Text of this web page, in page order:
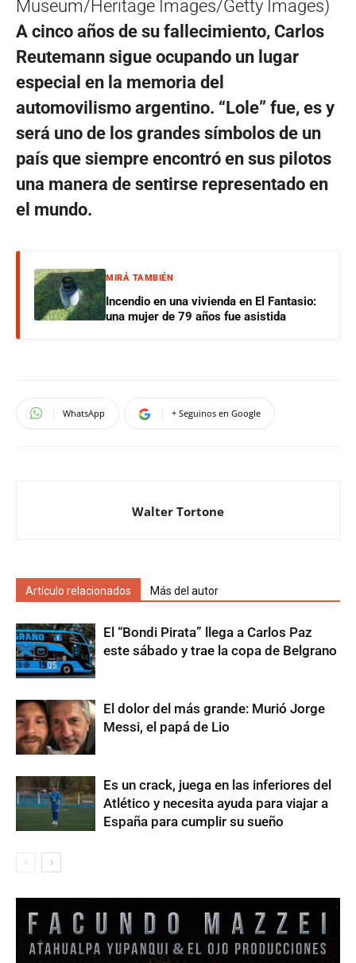
Museum/Heritage Images/Getty Images)
A cinco años de su fallecimiento, Carlos
Reutemann sigue ocupando un lugar
especial en la memoria del
automovilismo argentino. “Lole” fue, es y
será uno de los grandes símbolos de un
país que siempre encontró en sus pilotos
una manera de sentirse representado en
el mundo.
MIRÁ TAMBIÉN
Incendio en una vivienda en El Fantasio:
una mujer de 79 años fue asistida
WhatsApp + Seguinos en Google
Walter Tortone
Artículo relacionados Más del autor
El “Bondi Pirata” llega a Carlos Paz
este sábado y trae la copa de Belgrano
El dolor del más grande: Murió Jorge
Messi, el papá de Lio
Es un crack, juega en las inferiores del
Atlético y necesita ayuda para viajar a
España para cumplir su sueño